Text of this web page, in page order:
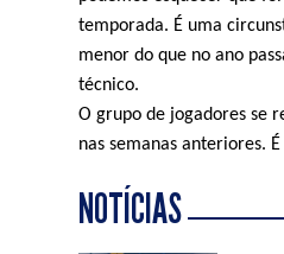
temporada. É uma
menor do que no ano
técnico.
O grupo de jogadores se
nas semanas anteriores.
NOTÍCIAS